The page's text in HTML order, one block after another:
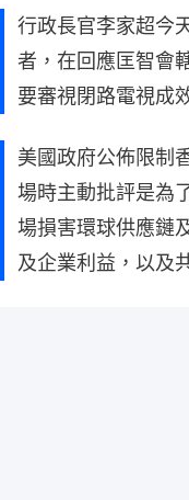
行政長官李家超今
者，在回應匡智會
要審視閉路電視成
美國政府公佈限制
場時主動批評是為
場損害環球供應鏈
及企業利益，以及